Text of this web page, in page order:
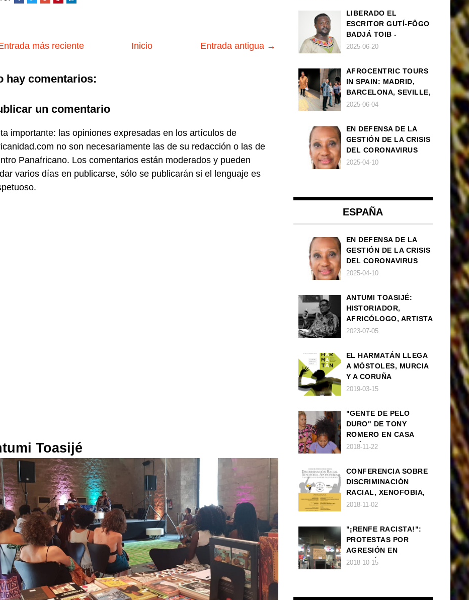
más reciente Entrada antigua →
Inicio
hay comentarios:
un comentario
importante: las opiniones expresadas en los artículos de
no son necesariamente las de su redacción o las de
Panafricano. Los comentarios están moderados y pueden
varios días en publicarse, sólo se publicarán si el lenguaje es
Toasijé
LIBERADO EL
ESCRITOR GUTÍ-FÔGO
BADJÁ TOIB -
FRANCISCO
2025-06-20
AFROCENTRIC TOURS
IN SPAIN: MADRID,
BARCELONA, SEVILLE,
IBIZA
2025-06-04
EN DEFENSA DE LA
GESTIÓN DE LA CRISIS
DEL CORONAVIRUS
POR PARTE DEL
2025-04-10
ESPAÑA
EN DEFENSA DE LA
GESTIÓN DE LA CRISIS
DEL CORONAVIRUS
POR PARTE DEL
2025-04-10
ANTUMI TOASIJÉ:
HISTORIADOR,
AFRICÓLOGO, ARTISTA
2023-07-05
EL HARMATÁN LLEGA
A MÓSTOLES, MURCIA
Y A CORUÑA
2019-03-15
"GENTE DE PELO
DURO" DE TONY
ROMERO EN CASA
AMÉRICA
2018-11-22
CONFERENCIA SOBRE
DISCRIMINACIÓN
RACIAL, XENOFOBIA,
APOROFOBIA Y AUGE
2018-11-02
"¡RENFE RACISTA!":
PROTESTAS POR
AGRESIÓN EN
ESTACIÓN DE TREN DE
2018-10-15